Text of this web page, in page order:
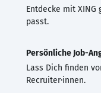
Entdecke mit XING
passt.
Persönliche Job-
Lass Dich finden
Recruiter·innen.